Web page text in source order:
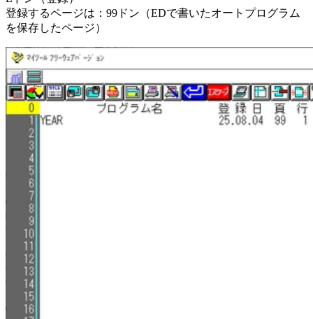
登録するページは：99ドン（EDで書いたオートプログラム
を保存したページ）